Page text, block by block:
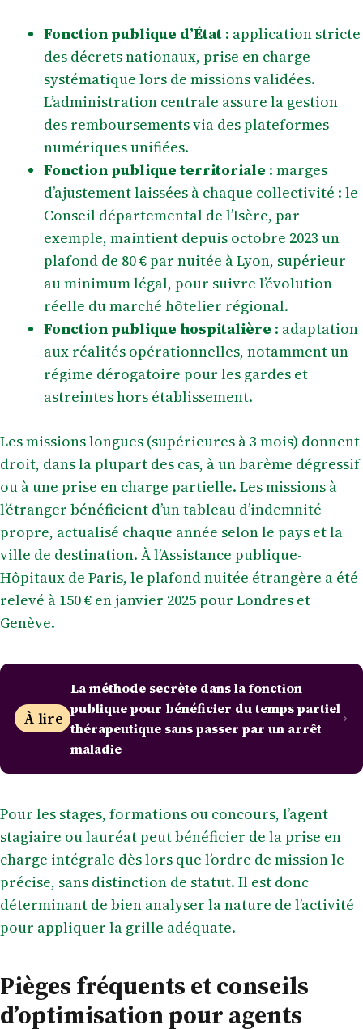
Fonction publique d’État : application stricte
des décrets nationaux, prise en charge
systématique lors de missions validées.
L’administration centrale assure la gestion
des remboursements via des plateformes
numériques unifiées.
Fonction publique territoriale : marges
d’ajustement laissées à chaque collectivité : le
Conseil départemental de l’Isère, par
exemple, maintient depuis octobre 2023 un
plafond de 80 € par nuitée à Lyon, supérieur
au minimum légal, pour suivre l’évolution
réelle du marché hôtelier régional.
Fonction publique hospitalière : adaptation
aux réalités opérationnelles, notamment un
régime dérogatoire pour les gardes et
astreintes hors établissement.
Les missions longues (supérieures à 3 mois) donnent
droit, dans la plupart des cas, à un barème dégressif
ou à une prise en charge partielle. Les missions à
l’étranger bénéficient d’un tableau d’indemnité
propre, actualisé chaque année selon le pays et la
ville de destination. À l’Assistance publique-
Hôpitaux de Paris, le plafond nuitée étrangère a été
relevé à 150 € en janvier 2025 pour Londres et
Genève.
À lire
La méthode secrète dans la fonction
publique pour bénéficier du temps partiel
thérapeutique sans passer par un arrêt
maladie
Pour les stages, formations ou concours, l’agent
stagiaire ou lauréat peut bénéficier de la prise en
charge intégrale dès lors que l’ordre de mission le
précise, sans distinction de statut. Il est donc
déterminant de bien analyser la nature de l’activité
pour appliquer la grille adéquate.
Pièges fréquents et conseils
d’optimisation pour agents